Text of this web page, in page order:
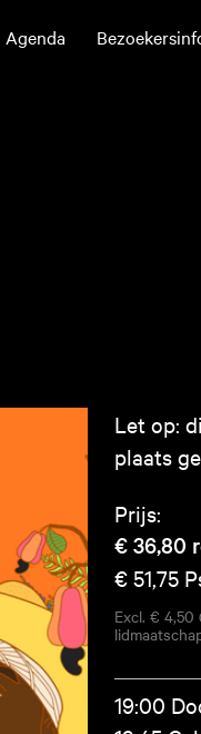
Agenda
Let op:
plaats
Prijs:
€ 36,80
€ 51,75
Excl. €
19:00